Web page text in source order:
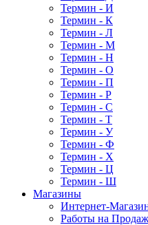
Термин - И
Термин - К
Термин - Л
Термин - М
Термин - Н
Термин - О
Термин - П
Термин - Р
Термин - С
Термин - Т
Термин - У
Термин - Ф
Термин - Х
Термин - Ц
Термин - Ш
Магазины
Интернет-
Работы на